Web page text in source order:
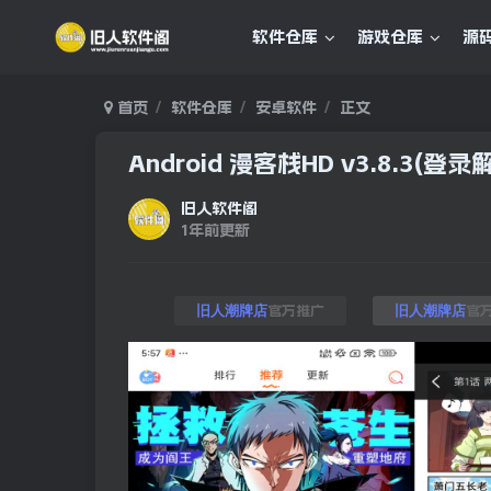
软件仓库 游戏仓库 源
首页 软件仓库 安卓软件 正文
Android 漫客栈HD v3.8.3(登录
旧人软件阁
1年前更新
旧人潮牌店官方推广 旧人潮牌店官